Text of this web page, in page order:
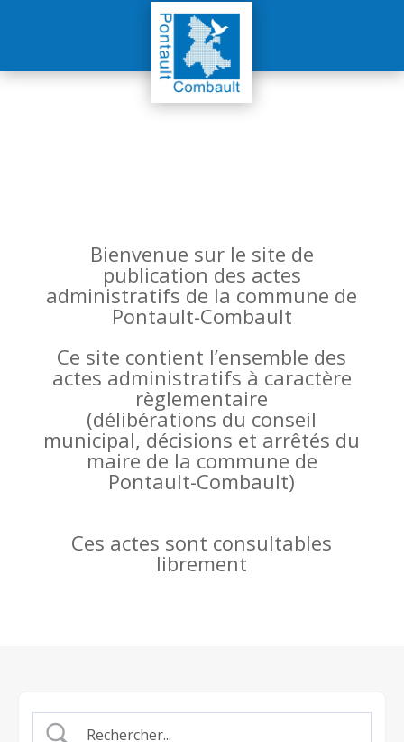
Bienvenue sur le site de
publication des actes
administratifs de la commune de
Pontault-Combault
Ce site contient l’ensemble des
actes administratifs à caractère
règlementaire
(délibérations du conseil
municipal, décisions et arrêtés du
maire de la commune de
Pontault-Combault)
Ces actes sont consultables
librement